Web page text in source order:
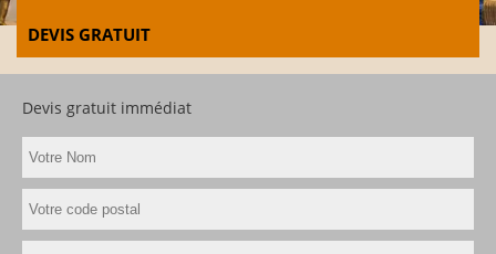
DEVIS GRATUIT
Devis gratuit immédiat